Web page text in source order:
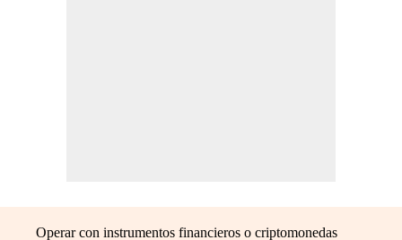
Operar con instrumentos financieros o criptomonedas